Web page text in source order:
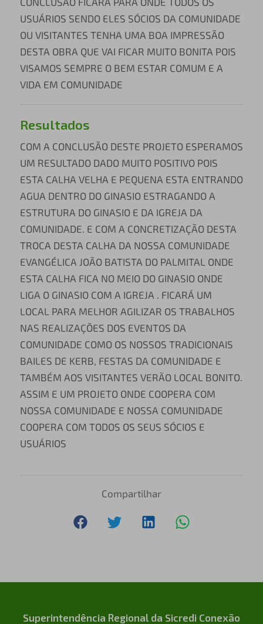
USUÁRIOS SENDO ELES SÓCIOS DA COMUNIDADE
OU VISITANTES TENHA UMA BOA IMPRESSÃO
DESTA OBRA QUE VAI FICAR MUITO BONITA POIS
VISAMOS SEMPRE O BEM ESTAR COMUM E A
VIDA EM COMUNIDADE
Resultados
COM A CONCLUSÃO DESTE PROJETO ESPERAMOS
UM RESULTADO DADO MUITO POSITIVO POIS
ESTA CALHA VELHA E PEQUENA ESTA ENTRANDO
AGUA DENTRO DO GINASIO ESTRAGANDO A
ESTRUTURA DO GINASIO E DA IGREJA DA
COMUNIDADE. E COM A CONCRETIZAÇÃO DESTA
TROCA DESTA CALHA DA NOSSA COMUNIDADE
EVANGÉLICA JOÃO BATISTA DO PALMITAL ONDE
ESTA CALHA FICA NO MEIO DO GINASIO ONDE
LIGA O GINASIO COM A IGREJA . FICARÁ UM
LOCAL PARA MELHOR AGILIZAR OS TRABALHOS
NAS REALIZAÇÕES DOS EVENTOS DA
COMUNIDADE COMO OS NOSSOS TRADICIONAIS
BAILES DE KERB, FESTAS DA COMUNIDADE E
TAMBÉM AOS VISITANTES VERÃO LOCAL BONITO.
ASSIM E UM PROJETO ONDE COOPERA COM
NOSSA COMUNIDADE E NOSSA COMUNIDADE
COOPERA COM TODOS OS SEUS SÓCIOS E
USUÁRIOS
Compartilhar
Superintendência Regional da Sicredi Conexão